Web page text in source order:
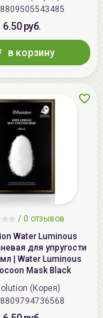
dong),
Phone:
4/1-
E-mail:
Код: 8809505543485
6.50 руб.
в корзину
/ 0 отзывов
Water Luminous
для упругости
| Water Luminous
Mask Black
(Корея)
Код: 8809794736568